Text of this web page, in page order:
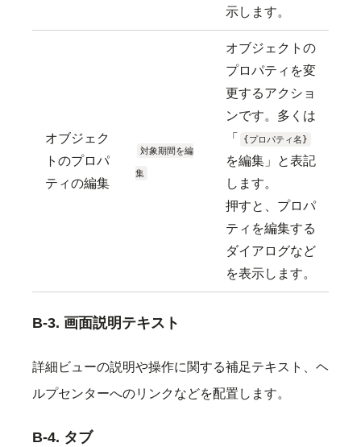
示します。
オブジェク
トのプロパ
ティの編集
対象期間を編
集
オブジェクトの
プロパティを変
更するアクショ
ンです。多くは
「
{プロパティ名}
を編集」と表記
します。
押すと、プロパ
ティを編集する
ダイアログなど
を表示します。
B-3. 画面説明テキスト
詳細ビューの説明や操作に関する補足テキスト、ヘ
ルプセンターへのリンクなどを配置します。
B-4. タブ